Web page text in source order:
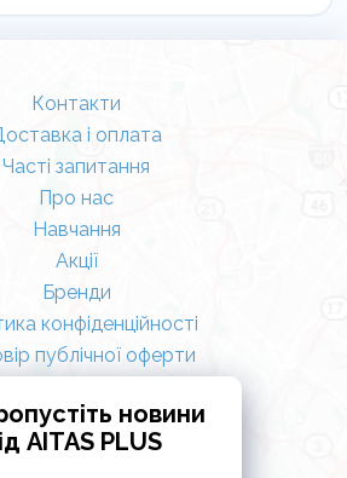
Контакти
і оплата
Часті запитання
Про нас
Навчання
Акції
Бренди
конфіденційності
публічної оферти
новини
AITAS PLUS